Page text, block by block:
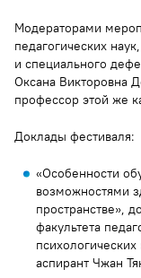
Модераторами
педагогических
и специального
Оксана Викторовна
профессор этой же
Доклады фестиваля:
«Особенности
возможностями
пространстве»,
факультета
психологических
аспирант Чжан